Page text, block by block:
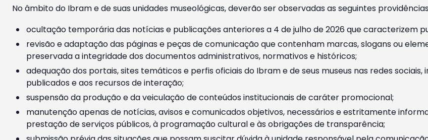
No âmbito do Ibram e de suas unidades museológicas, deverão ser observadas as seguintes
ocultação temporária das notícias e publicações anteriores a 4 de julho de 2026 que caracterizem
revisão e adaptação das páginas e peças de comunicação que contenham marcas, slogans ou
preservada a integridade dos documentos administrativos, normativos e históricos;
adequação dos portais, sites temáticos e perfis oficiais do Ibram e de seus museus nas redes
publicados e aos recursos de interação;
suspensão da produção e da veiculação de conteúdos institucionais de caráter promocional;
manutenção apenas de notícias, avisos e comunicados objetivos, necessários e estritamente
prestação de serviços públicos, à programação cultural e às obrigações de transparência;